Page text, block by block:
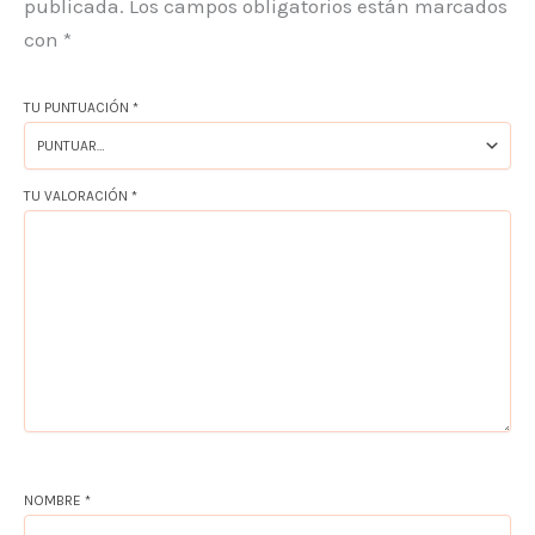
publicada. Los campos obligatorios están marcados
con *
TU PUNTUACIÓN *
TU VALORACIÓN *
NOMBRE *